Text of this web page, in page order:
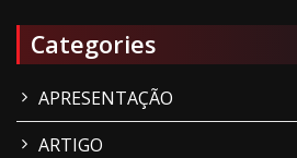
Categories
APRESENTAÇÃO
ARTIGO